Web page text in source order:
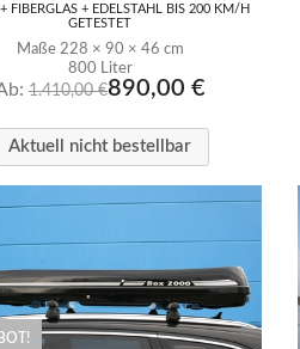
FIBERGLAS + EDELSTAHL BIS 200 KM/H
GETESTET
Maße 228 × 90 × 46 cm
800 Liter
1.410,00€890,00 €
Aktuell nicht bestellbar